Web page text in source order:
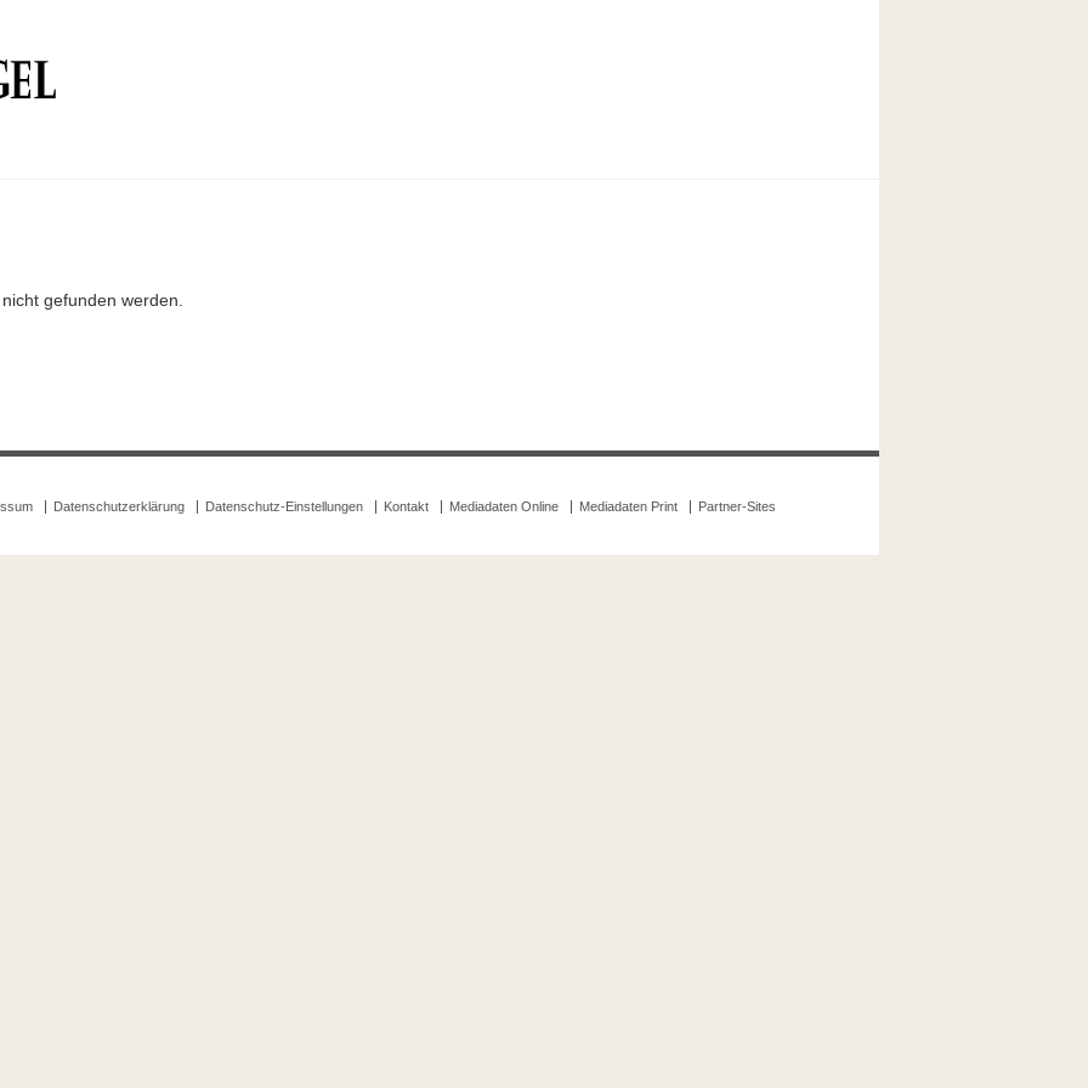
gefunden werden.
Datenschutzerklärung Datenschutz-Einstellungen Kontakt Mediadaten Online Mediadaten Print Partner-Sites